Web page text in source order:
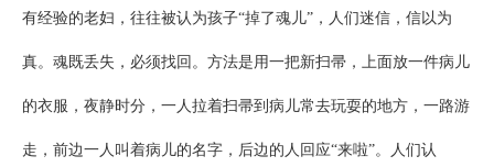
有经验的老妇，往往被认为孩子“掉了魂儿”，人们迷信，信以为
真。魂既丢失，必须找回。方法是用一把新扫帚，上面放一件病儿
的衣服，夜静时分，一人拉着扫帚到病儿常去玩耍的地方，一路游
走，前边一人叫着病儿的名字，后边的人回应“来啦”。人们认